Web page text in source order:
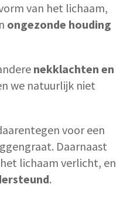
van het lichaam,
ongezonde houding
nekklachten en
we natuurlijk niet
voor een
Daarnaast
lichaam verlicht, en
.